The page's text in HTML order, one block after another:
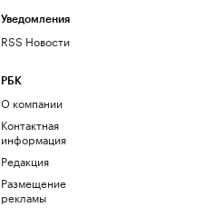
Уведомления
RSS Новости
РБК
О компании
Контактная
информация
Редакция
Размещение
рекламы